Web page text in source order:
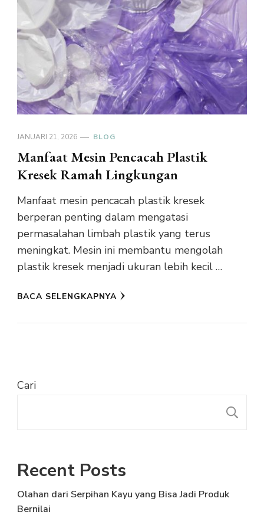
JANUARI 21, 2026 BLOG
Manfaat Mesin Pencacah Plastik
Kresek Ramah Lingkungan
Manfaat mesin pencacah plastik kresek
berperan penting dalam mengatasi
permasalahan limbah plastik yang terus
meningkat. Mesin ini membantu mengolah
plastik kresek menjadi ukuran lebih kecil …
BACA SELENGKAPNYA
Cari
Recent Posts
Olahan dari Serpihan Kayu yang Bisa Jadi Produk
Bernilai